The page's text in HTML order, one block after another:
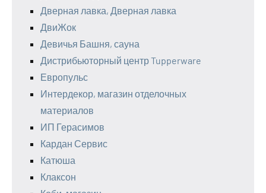
Дверная лавка, Дверная лавка
ДвиЖок
Девичья Башня, сауна
Дистрибьюторный центр Tupperware
Европульс
Интердекор, магазин отделочных
материалов
ИП Герасимов
Кардан Сервис
Катюша
Клаксон